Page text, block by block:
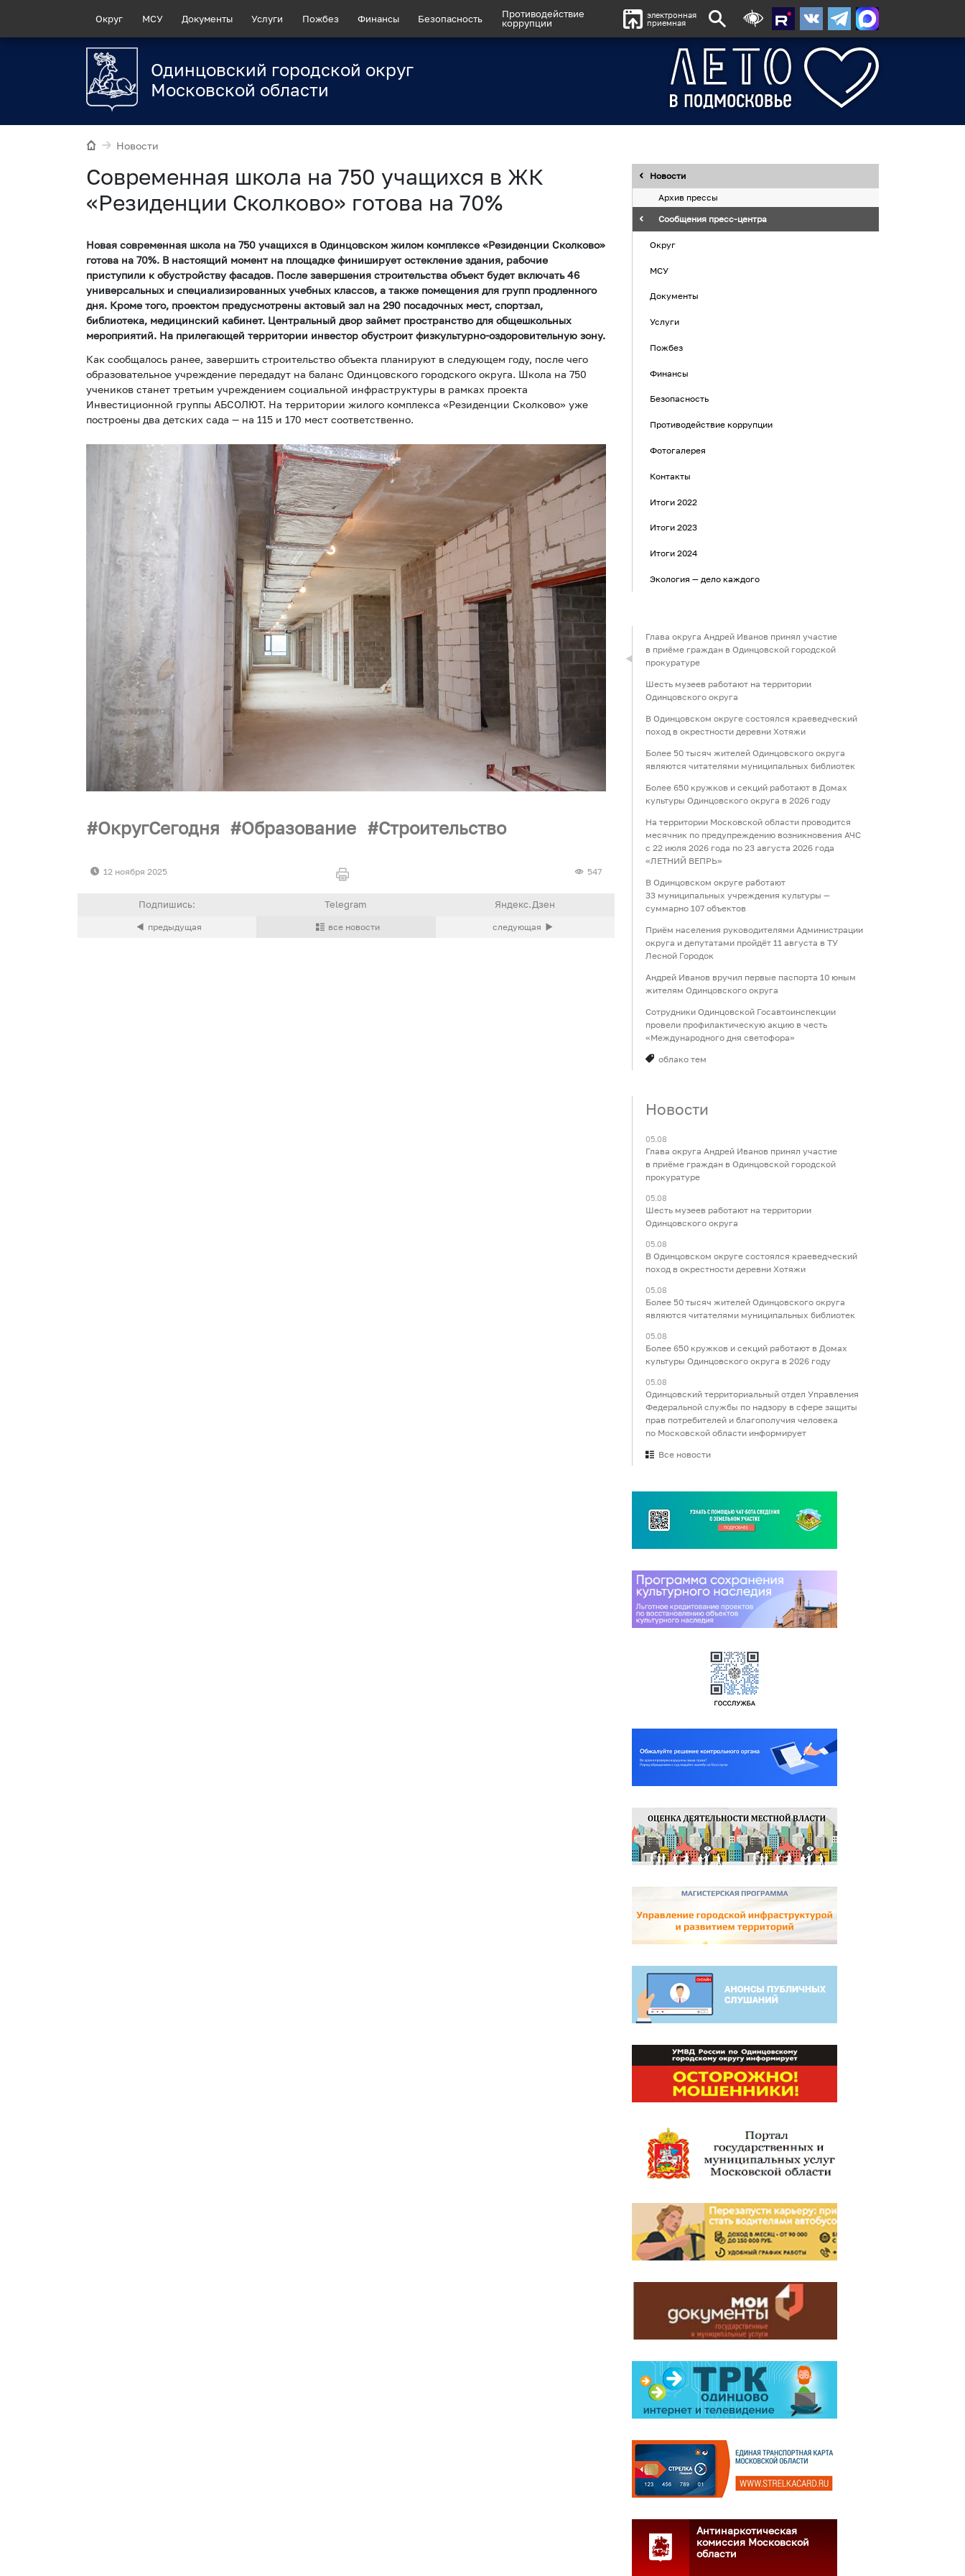
Округ МСУ Документы Услуги Пожбез Финансы Безопасность
Противодействие
коррупции
электронная
приемная
Одинцовский городской округ
Московской области
Новости
Современная школа на 750 учащихся в ЖК
«Резиденции Сколково» готова на 70%
Новая современная школа на 750 учащихся в Одинцовском жилом комплексе «Резиденции Сколково»
готова на 70%. В настоящий момент на площадке финиширует остекление здания, рабочие
приступили к обустройству фасадов. После завершения строительства объект будет включать 46
универсальных и специализированных учебных классов, а также помещения для групп продленного
дня. Кроме того, проектом предусмотрены актовый зал на 290 посадочных мест, спортзал,
библиотека, медицинский кабинет. Центральный двор займет пространство для общешкольных
мероприятий. На прилегающей территории инвестор обустроит физкультурно-оздоровительную зону.
Как сообщалось ранее, завершить строительство объекта планируют в следующем году, после чего
образовательное учреждение передадут на баланс Одинцовского городского округа. Школа на 750
учеников станет третьим учреждением социальной инфраструктуры в рамках проекта
Инвестиционной группы АБСОЛЮТ. На территории жилого комплекса «Резиденции Сколково» уже
построены два детских сада — на 115 и 170 мест соответственно.
ОкругСегодня Образование Строительство
12 ноября 2025 547
Новости
Архив прессы
Сообщения пресс-центра
Округ
МСУ
Документы
Услуги
Пожбез
Финансы
Безопасность
Противодействие коррупции
Фотогалерея
Контакты
Итоги 2022
Итоги 2023
Итоги 2024
Экология — дело каждого
Глава округа Андрей Иванов принял участие
в приёме граждан в Одинцовской городской
прокуратуре
Шесть музеев работают на территории
Одинцовского округа
В Одинцовском округе состоялся краеведческий
поход в окрестности деревни Хотяжи
Более 50 тысяч жителей Одинцовского округа
являются читателями муниципальных библиотек
Более 650 кружков и секций работают в Домах
культуры Одинцовского округа в 2026 году
На территории Московской области проводится
месячник по предупреждению возникновения АЧС
с 22 июля 2026 года по 23 августа 2026 года
«ЛЕТНИЙ ВЕПРЬ»
В Одинцовском округе работают
33 муниципальных учреждения культуры —
суммарно 107 объектов
Приём населения руководителями Администрации
округа и депутатами пройдёт 11 августа в ТУ
Лесной Городок
Андрей Иванов вручил первые паспорта 10 юным
жителям Одинцовского округа
Сотрудники Одинцовской Госавтоинспекции
провели профилактическую акцию в честь
«Международного дня светофора»
облако тем
Новости
05.08
Глава округа Андрей Иванов принял участие
в приёме граждан в Одинцовской городской
прокуратуре
05.08
Шесть музеев работают на территории
Одинцовского округа
05.08
В Одинцовском округе состоялся краеведческий
поход в окрестности деревни Хотяжи
05.08
Более 50 тысяч жителей Одинцовского округа
являются читателями муниципальных библиотек
05.08
Более 650 кружков и секций работают в Домах
культуры Одинцовского округа в 2026 году
05.08
Одинцовский территориальный отдел Управления
Федеральной службы по надзору в сфере защиты
прав потребителей и благополучия человека
по Московской области информирует
Все новости
Антинаркотическая
комиссия Московской
области